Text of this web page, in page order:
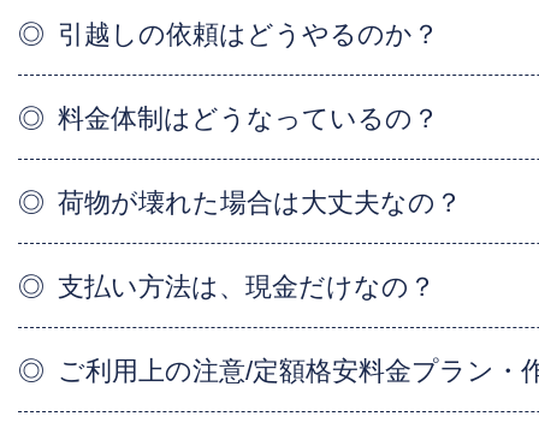
引越しの依頼はどうやるのか？
料金体制はどうなっているの？
荷物が壊れた場合は大丈夫なの？
支払い方法は、現金だけなの？
ご利用上の注意/定額格安料金プラン・